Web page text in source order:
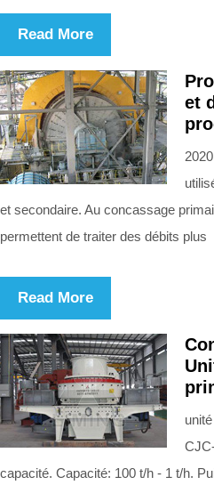
Read More
et
et secondaire. Au concassage
permettent de traiter des débits plus
Read More
capacité. Capacité: 100 t/h - 1 t/h.